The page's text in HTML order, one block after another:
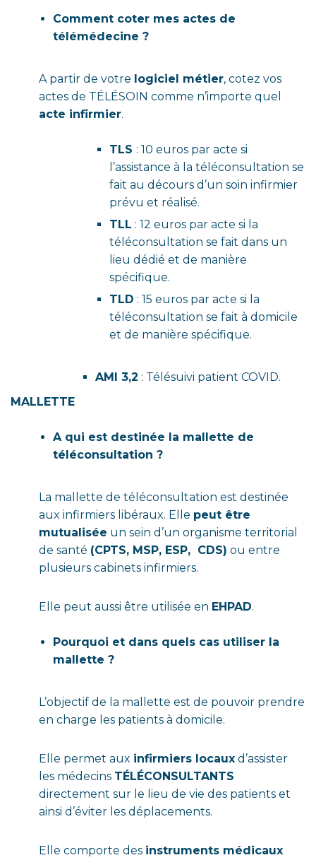
Comment coter mes actes de
télémédecine ?
A partir de votre logiciel métier, cotez vos
actes de TÉLÉSOIN comme n’importe quel
acte infirmier.
TLS : 10 euros par acte si
l’assistance à la téléconsultation se
fait au décours d’un soin infirmier
prévu et réalisé.
TLL : 12 euros par acte si la
téléconsultation se fait dans un
lieu dédié et de manière
spécifique.
TLD : 15 euros par acte si la
téléconsultation se fait à domicile
et de manière spécifique.
AMI 3,2 : Télésuivi patient COVID.
MALLETTE
A qui est destinée la mallette de
téléconsultation ?
La mallette de téléconsultation est destinée
aux infirmiers libéraux. Elle peut être
mutualisée un sein d’un organisme territorial
de santé (CPTS, MSP, ESP, CDS) ou entre
plusieurs cabinets infirmiers.
Elle peut aussi être utilisée en EHPAD.
Pourquoi et dans quels cas utiliser la
mallette ?
L’objectif de la mallette est de pouvoir prendre
en charge les patients à domicile.
Elle permet aux infirmiers locaux d’assister
les médecins TÉLÉCONSULTANTS
directement sur le lieu de vie des patients et
ainsi d’éviter les déplacements.
Elle comporte des instruments médicaux